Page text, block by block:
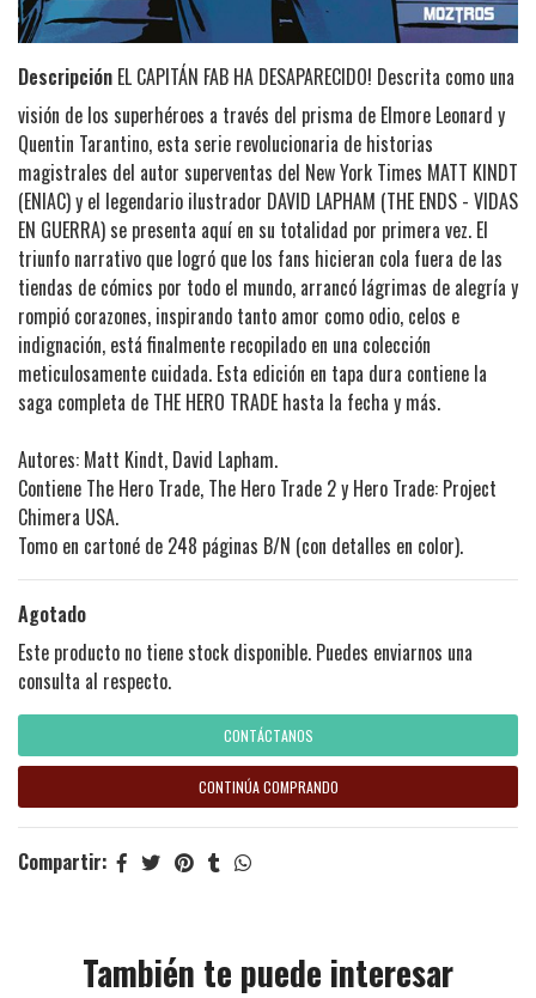
Descripción EL CAPITÁN FAB HA DESAPARECIDO! Descrita como una
visión de los superhéroes a través del prisma de Elmore Leonard y
Quentin Tarantino, esta serie revolucionaria de historias
magistrales del autor superventas del New York Times MATT KINDT
(ENIAC) y el legendario ilustrador DAVID LAPHAM (THE ENDS - VIDAS
EN GUERRA) se presenta aquí en su totalidad por primera vez. El
triunfo narrativo que logró que los fans hicieran cola fuera de las
tiendas de cómics por todo el mundo, arrancó lágrimas de alegría y
rompió corazones, inspirando tanto amor como odio, celos e
indignación, está finalmente recopilado en una colección
meticulosamente cuidada. Esta edición en tapa dura contiene la
saga completa de THE HERO TRADE hasta la fecha y más.
Autores: Matt Kindt, David Lapham.
Contiene The Hero Trade, The Hero Trade 2 y Hero Trade: Project
Chimera USA.
Tomo en cartoné de 248 páginas B/N (con detalles en color).
Agotado
Este producto no tiene stock disponible. Puedes enviarnos una
consulta al respecto.
CONTÁCTANOS
CONTINÚA COMPRANDO
Compartir:
También te puede interesar